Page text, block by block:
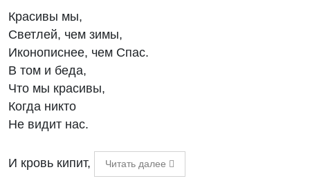
Красивы мы,
Светлей, чем зимы,
Иконописнее, чем Спас.
В том и беда,
Что мы красивы,
Когда никто
Не видит нас.
И кровь кипит, Читать далее